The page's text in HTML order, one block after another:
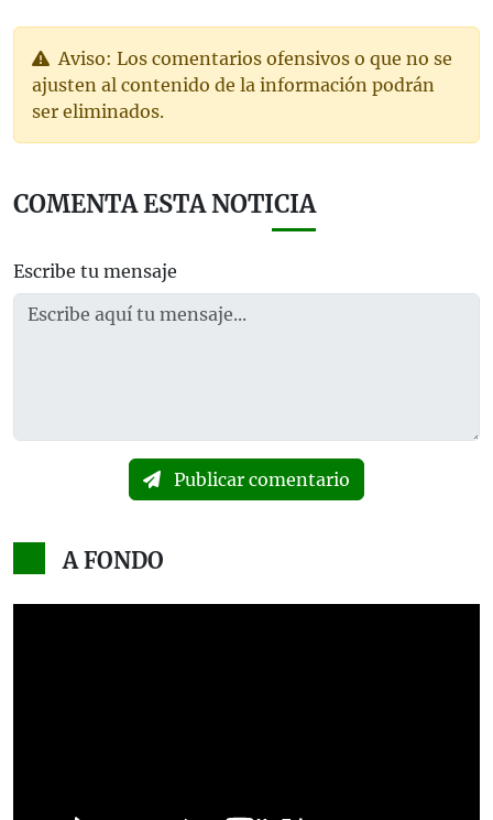
Aviso: Los comentarios ofensivos o que no se
ajusten al contenido de la información podrán
ser eliminados.
COMENTA ESTA NOTICIA
Escribe tu mensaje
Publicar comentario
A FONDO